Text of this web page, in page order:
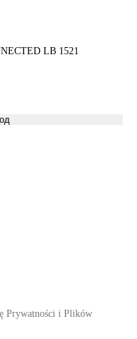
LB 1521
Prywatności i Plików